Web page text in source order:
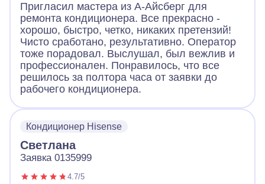
Пригласил мастера из А-Айсберг для
ремонта кондиционера. Все прекрасно -
хорошо, быстро, четко, никаких претензий!
Чисто сработано, результативно. Оператор
тоже порадовал. Выслушал, был вежлив и
профессионален. Понравилось, что все
решилось за полтора часа от заявки до
рабочего кондиционера.
Кондиционер Hisense
Светлана
Заявка 0135999
4.7/5